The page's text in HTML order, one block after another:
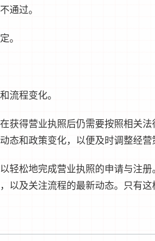
通过。
。
流程变化。
获得营业执照后仍需要按照相关
和政策变化，以便及时调整经营
轻松地完成营业执照的申请与注
以及关注流程的最新动态。只有